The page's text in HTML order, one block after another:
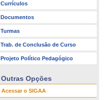
Currículos
Documentos
Turmas
Trab. de Conclusão de Curso
Projeto Político Pedagógico
Outras Opções
Acessar o SIGAA